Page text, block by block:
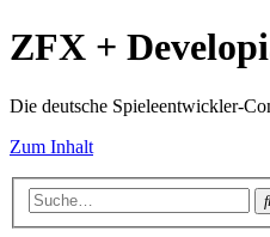
ZFX +
Die deutsche Spieleentwickler-
Zum Inhalt